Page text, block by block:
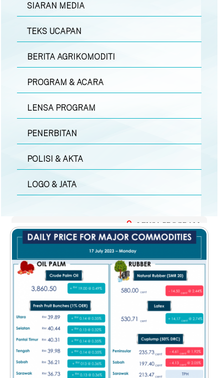
SIARAN MEDIA
TEKS UCAPAN
BERITA AGRIKOMODITI
PROGRAM & ACARA
LENSA PROGRAM
PENERBITAN
POLISI & AKTA
LOGO & JATA
LENSA PROGRAM